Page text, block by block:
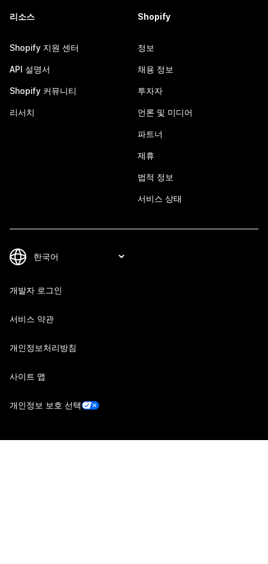
리소스
Shopify 지원 센터
API 설명서
Shopify 커뮤니티
리서치
Shopify
정보
채용 정보
투자자
언론 및 미디어
파트너
제휴
법적 정보
서비스 상태
개발자 로그인
서비스 약관
개인정보처리방침
사이트 맵
개인정보 보호 선택